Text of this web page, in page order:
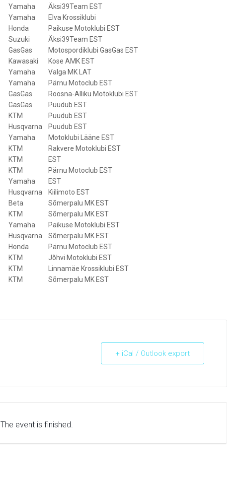
Yamaha
Äksi39Team EST
Yamaha
Elva Krossiklubi
Honda
Paikuse Motoklubi EST
Suzuki
Äksi39Team EST
GasGas
Motospordiklubi GasGas EST
Kawasaki
Kose AMK EST
Yamaha
Valga MK LAT
Yamaha
Pärnu Motoclub EST
GasGas
Roosna-Alliku Motoklubi EST
GasGas
Puudub EST
KTM
Puudub EST
Husqvarna
Puudub EST
Yamaha
Motoklubi Lääne EST
KTM
Rakvere Motoklubi EST
KTM
EST
KTM
Pärnu Motoclub EST
Yamaha
EST
Husqvarna
Kiilimoto EST
Beta
Sõmerpalu MK EST
KTM
Sõmerpalu MK EST
Yamaha
Paikuse Motoklubi EST
Husqvarna
Sõmerpalu MK EST
Honda
Pärnu Motoclub EST
KTM
Jõhvi Motoklubi EST
KTM
Linnamäe Krossiklubi EST
KTM Sõmerpalu MK EST
+ iCal / Outlook export
The event is finished.